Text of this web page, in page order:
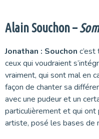
Alain Souchon –
Jonathan : Souchon
ceux qui voudraient
vraiment, qui sont mal en
façon de chanter sa
avec une pudeur et un
particulièrement et qui ont
artiste, posé les bases de